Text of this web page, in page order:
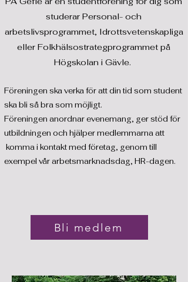
studerar Personal- och
arbetslivsprogrammet, Idrottsvetenskapliga
eller Folkhälsostrategprogrammet på
Högskolan i Gävle.
Föreningen ska verka för att din tid som student
ska bli så bra som möjligt.
Föreningen anordnarevenemang, ger stöd för
utbildningen och hjälper medlemmarna att
komma i kontakt med företag, genom till
exempel vår arbetsmarknadsdag, HR-dagen.
Bli medlem